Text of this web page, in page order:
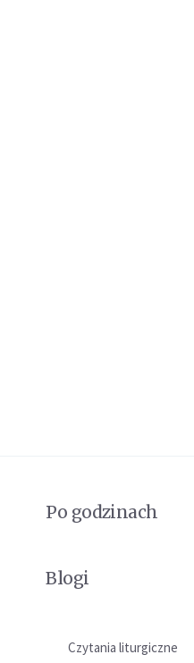
Po godzinach
Blogi
Czytania liturgiczne